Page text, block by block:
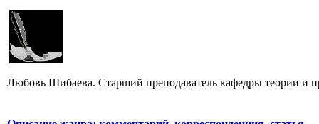
Любовь Шибаева. Старший преподаватель кафедры теории и